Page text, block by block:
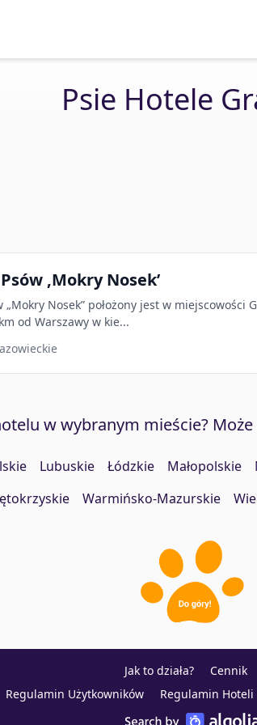
Psie Hotele
‚Mokry Nosek’
„Mokry Nosek” położony jest w
od Warszawy w kie...
w wybranym mieście?
Lubuskie Łódzkie Małopolskie
Warmińsko-Mazurskie
Jak to działa?
Cennik
Regulamin Użytkowników
Regulamin Hoteli